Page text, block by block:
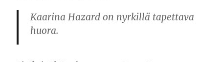
Kaarina Hazard on nyrkillä tapettava
huora.